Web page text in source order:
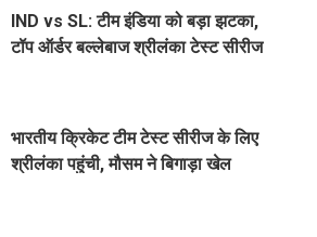
IND vs SL: टीम इंडिया को बड़ा झटका,
टॉप ऑर्डर बल्लेबाज श्रीलंका टेस्ट सीरीज
भारतीय क्रिकेट टीम टेस्ट सीरीज के लिए
श्रीलंका पहुंची, मौसम ने बिगाड़ा खेल